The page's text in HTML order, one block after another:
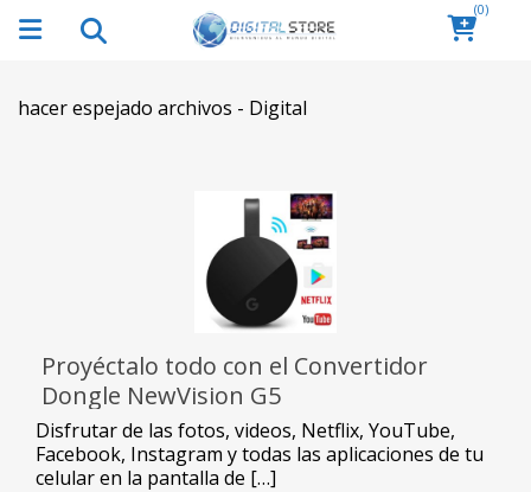
(0)
hacer espejado archivos - Digital
Proyéctalo todo con el Convertidor
Dongle NewVision G5
Disfrutar de las fotos, videos, Netflix, YouTube,
Facebook, Instagram y todas las aplicaciones de tu
celular en la pantalla de […]